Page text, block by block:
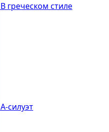
В греческом стиле
А-силуэт